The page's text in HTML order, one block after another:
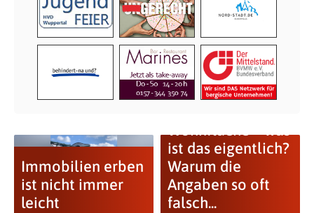
Immobilien erben
ist nicht immer
leicht
ist das eigentlich?
Warum die
Angaben so oft
falsch...